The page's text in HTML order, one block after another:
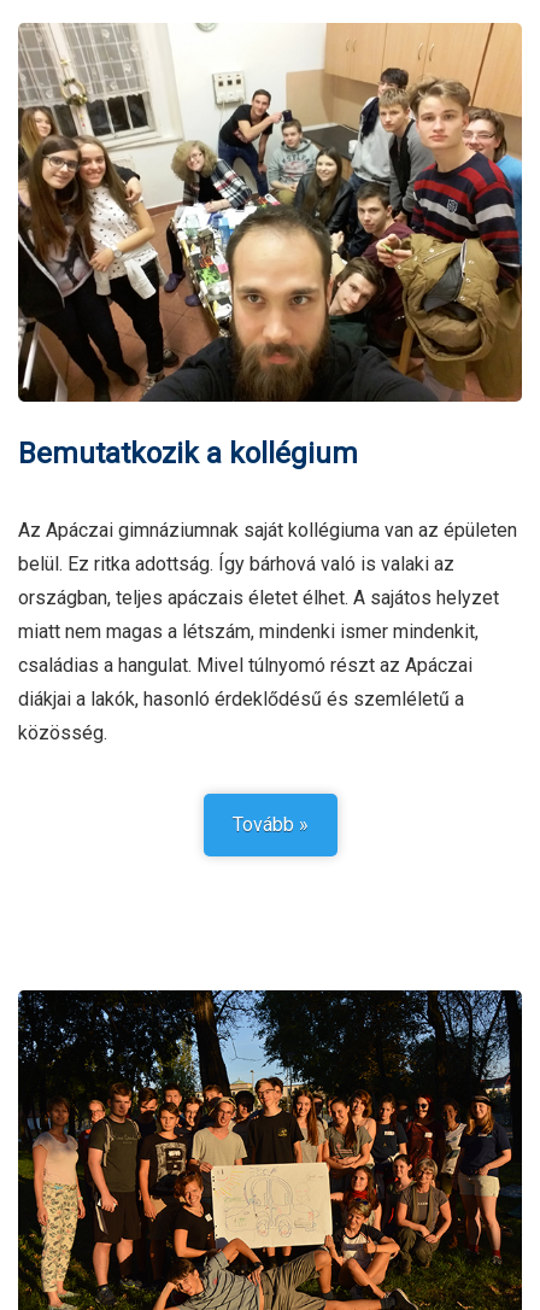
Bemutatko­zik a kollégium
Az Apáczai gimnáziumnak saját kollégiuma van az épületen
belül. Ez ritka adottság. Így bárhová való is valaki az
országban, teljes apáczais életet élhet. A sajátos helyzet
miatt nem magas a létszám, mindenki ismer mindenkit,
családias a hangulat. Mivel túlnyomó részt az Apáczai
diákjai a lakók, hasonló érdeklődésű és szemléletű a
közösség.
Tovább »